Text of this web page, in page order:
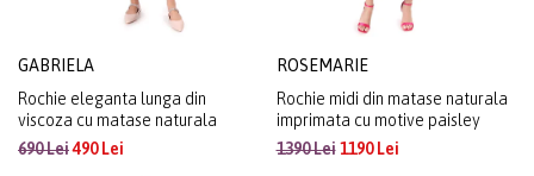
GABRIELA
Rochie eleganta lunga din
viscoza cu matase naturala
690 Lei490 Lei
ROSEMARIE
Rochie midi din matase naturala
imprimata cu motive paisley
1390 Lei1190 Lei